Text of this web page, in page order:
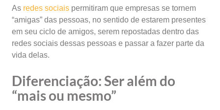
As redes sociais permitiram que empresas se tornem
“amigas” das pessoas, no sentido de estarem presentes
em seu ciclo de amigos, serem repostadas dentro das
redes sociais dessas pessoas e passar a fazer parte da
vida delas.
Diferenciação: Ser além do
“mais ou mesmo”